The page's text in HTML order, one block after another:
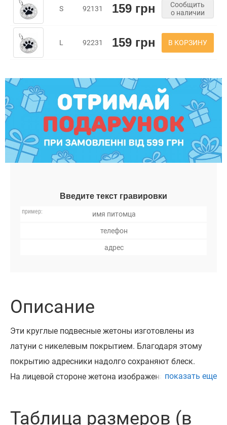
S 92131 159 грн
Сообщить
о наличии
L 92231 159 грн В КОРЗИНУ
Введите текст гравировки
Описание
Эти круглые подвесные жетоны изготовлены из
латуни с никелевым покрытием. Благодаря этому
покрытию адресники надолго сохраняют блеск.
На лицевой стороне жетона изображена лапка на
Адресники очень красивые и яркие. Они доступны в
показать еще
Таблица размеров (в